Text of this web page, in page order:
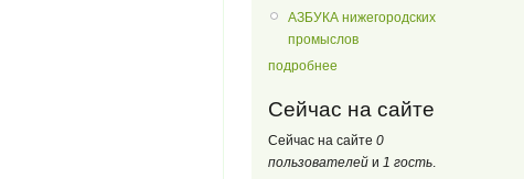
АЗБУКА нижегородских
промыслов
подробнее
Сейчас на сайте
Сейчас на сайте 0
пользователей и 1 гость